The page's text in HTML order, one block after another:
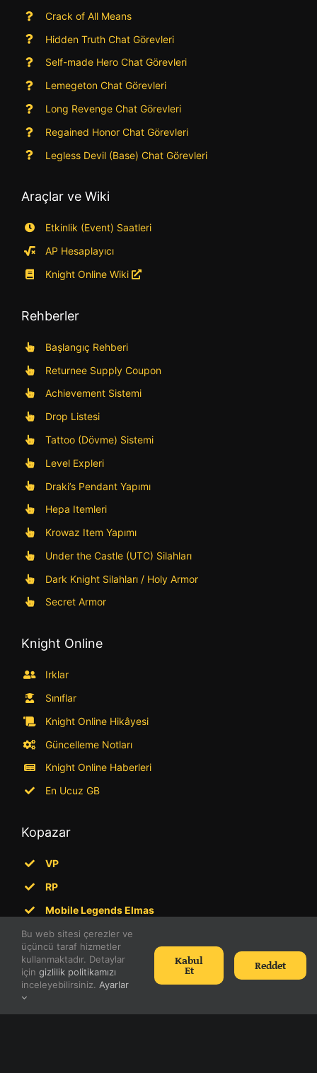
Crack of All Means
Hidden Truth Chat Görevleri
Self-made Hero Chat Görevleri
Lemegeton Chat Görevleri
Long Revenge Chat Görevleri
Regained Honor Chat Görevleri
Legless Devil (Base) Chat Görevleri
Araçlar ve Wiki
Etkinlik (Event) Saatleri
AP Hesaplayıcı
Knight Online Wiki
Rehberler
Başlangıç Rehberi
Returnee Supply Coupon
Achievement Sistemi
Drop Listesi
Tattoo (Dövme) Sistemi
Level Expleri
Draki’s Pendant Yapımı
Hepa Itemleri
Krowaz Item Yapımı
Under the Castle (UTC) Silahları
Dark Knight Silahları / Holy Armor
Secret Armor
Knight Online
Irklar
Sınıflar
Knight Online Hikâyesi
Güncelleme Notları
Knight Online Haberleri
En Ucuz GB
Kopazar
VP
RP
Mobile Legends Elmas
PUBG UC
Knight Online’ın tüm hakları
Bu web sitesi çerezler ve
üçüncü taraf hizmetler
kullanmaktadır. Detaylar
için gizlilik politikamızı
inceleyebilirsiniz. Ayarlar
Kabul
Et Reddet